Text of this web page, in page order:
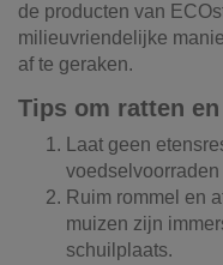
de producten van
milieuvriendelijke
af te geraken.
Tips om ratten
Laat geen
voedselvoorraden
Ruim rommel en
muizen zijn
schuilplaats.